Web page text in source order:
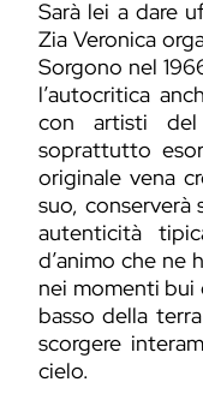
Sarà lei a dare
Zia Veronica
Sorgono nel
l’autocritica
con artisti
soprattutto
originale vena
suo, conserverà
autenticità
d’animo che ne
nei momenti bui
basso della
scorgere
cielo.